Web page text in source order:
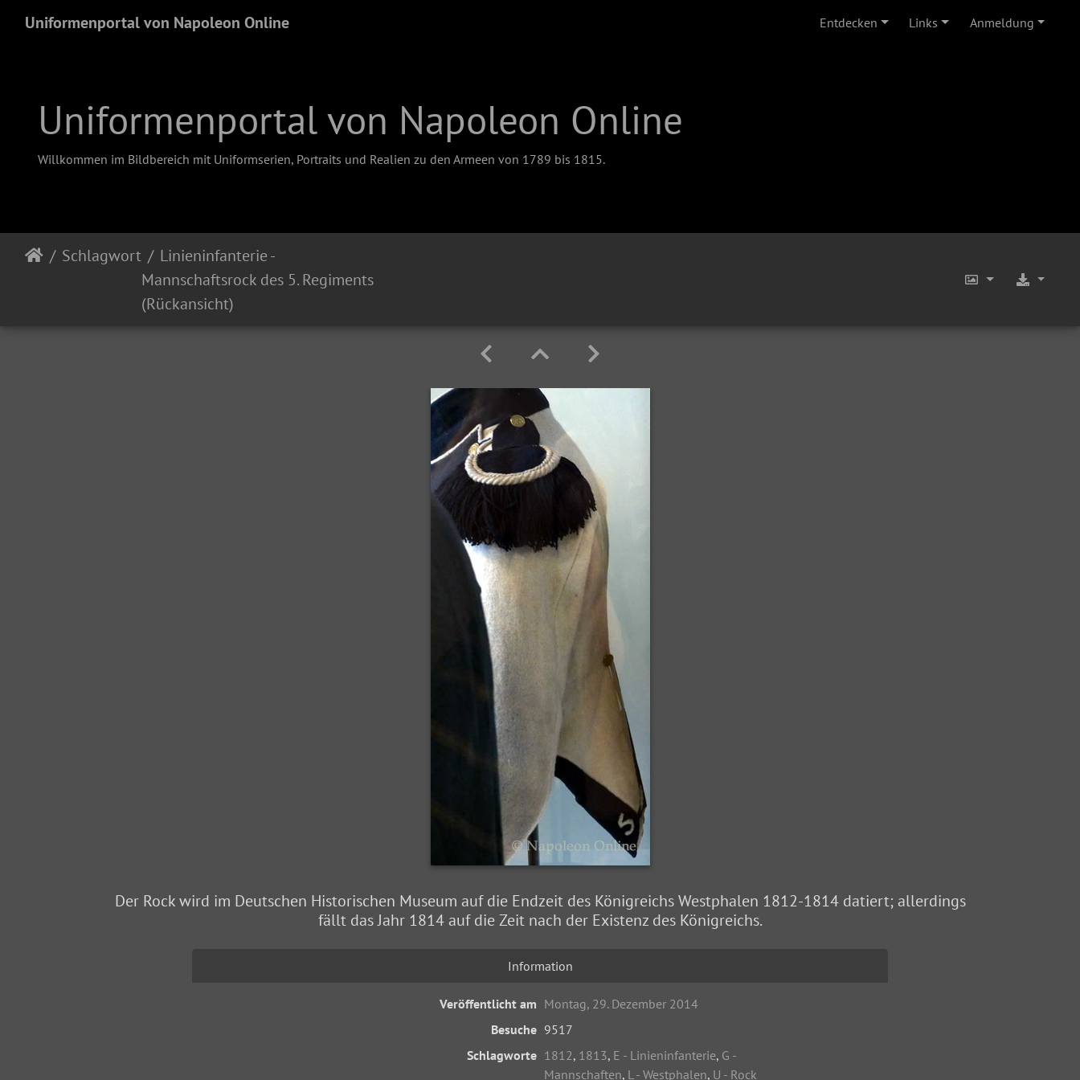
Uniformenportal von Napoleon Online Entdecken Links Anmeldung
Uniformenportal von Napoleon Online
Willkommen im Bildbereich mit Uniformserien, Portraits und Realien zu den Armeen von 1789 bis 1815.
Schlagwort
Linieninfanterie -
Mannschaftsrock des 5. Regiments
(Rückansicht)
Der Rock wird im Deutschen Historischen Museum auf die Endzeit des Königreichs Westphalen 1812-1814 datiert; allerdings
fällt das Jahr 1814 auf die Zeit nach der Existenz des Königreichs.
Information
Veröffentlicht am Montag, 29. Dezember 2014
Besuche 9517
Schlagworte 1812, 1813, E - Linieninfanterie, G -
Mannschaften, L - Westphalen, U - Rock